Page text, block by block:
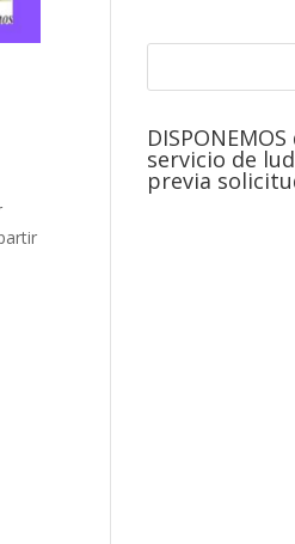
DISPONEMOS
servicio de
previa